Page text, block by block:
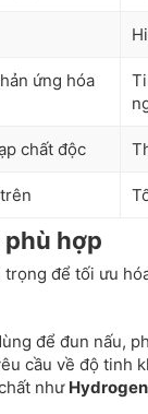
ứng hóa
chất độc
phù hợp
để tối ưu
để đun nấu,
cầu về độ tinh
như